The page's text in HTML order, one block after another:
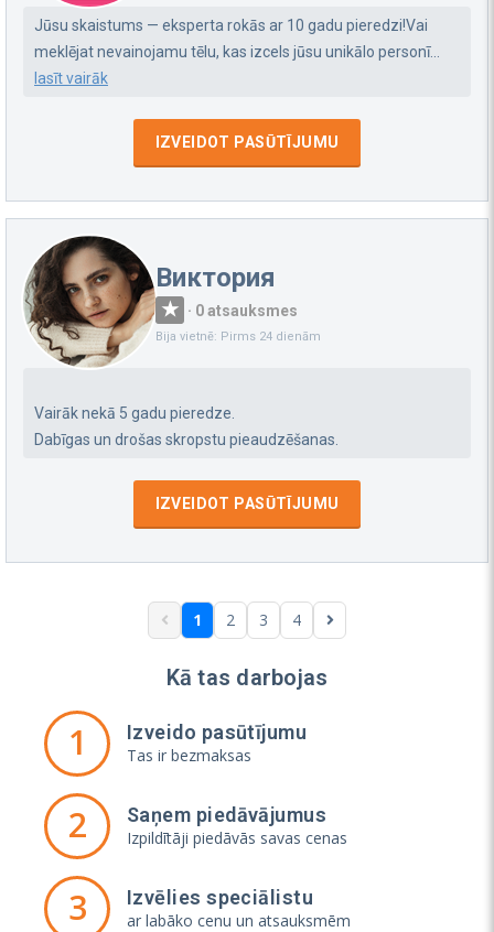
​Jūsu skaistums — eksperta rokās ar 10 gadu pieredzi! ​Vai
meklējat nevainojamu tēlu, kas izcels jūsu unikālo personī...
lasīt vairāk
IZVEIDOT PASŪTĪJUMU
Виктория
· 0 atsauksmes
Bija vietnē: Pirms 24 dienām
Vairāk nekā 5 gadu pieredze.
Dabīgas un drošas skropstu pieaudzēšanas.
IZVEIDOT PASŪTĪJUMU
1 2 3 4
Kā tas darbojas
1 Izveido pasūtījumu
Tas ir bezmaksas
2 Saņem piedāvājumus
Izpildītāji piedāvās savas cenas
3 Izvēlies speciālistu
ar labāko cenu un atsauksmēm